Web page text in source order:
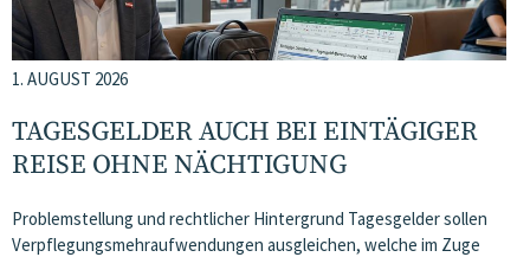
1. AUGUST 2026
TAGESGELDER AUCH BEI EINTÄGIGER
REISE OHNE NÄCHTIGUNG
Problemstellung und rechtlicher Hintergrund Tagesgelder sollen
Verpflegungsmehraufwendungen ausgleichen, welche im Zuge